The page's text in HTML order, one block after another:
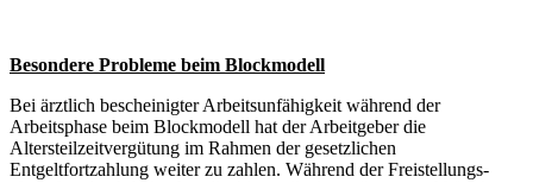
Besondere Probleme beim Blockmodell
Bei ärztlich bescheinigter Arbeitsunfähigkeit während der
Arbeitsphase beim Blockmodell hat der Arbeitgeber die
Altersteilzeitvergütung im Rahmen der gesetzlichen
Entgeltfortzahlung weiter zu zahlen. Während der Freistellungs-